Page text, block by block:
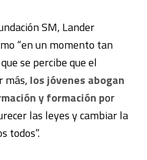
SM, Lander
“en un momento tan
se percibe que el
más, los jóvenes abogan
y formación por
las leyes y cambiar la
todos”.